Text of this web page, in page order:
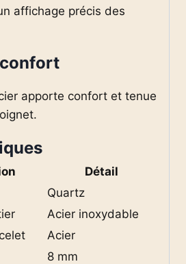
affichage précis des
apporte confort et tenue
Détail
Quartz
Acier inoxydable
Acier
8 mm